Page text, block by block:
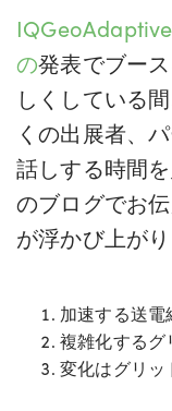
の発表でブー
しくしている
くの出展者、
話しする時間
のブログでお
が浮かび上がり
加速する送
複雑化するグ
変化はグリッ